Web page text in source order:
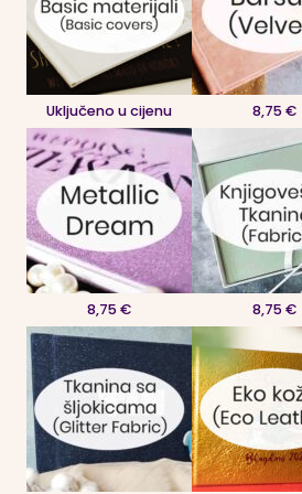
Uključeno u cijenu 8,75 €
8,75 € 8,75 €